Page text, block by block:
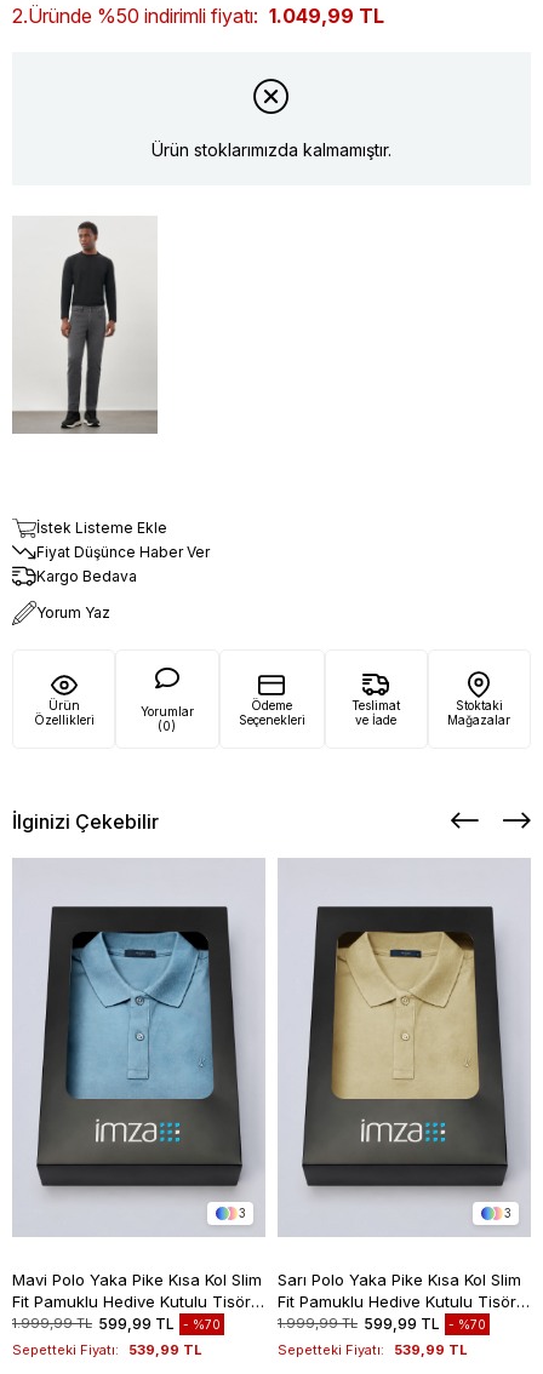
2.Üründe %50 indirimli fiyatı: 1.049,99 TL
Ürün stoklarımızda kalmamıştır.
İstek Listeme Ekle
Fiyat Düşünce Haber Ver
Kargo Bedava
Yorum Yaz
Ürün
Özellikleri
Yorumlar
(0)
Ödeme
Seçenekleri
Teslimat
ve İade
Stoktaki
Mağazalar
İlginizi Çekebilir
3
Mavi Polo Yaka Pike Kısa Kol Slim
Fit Pamuklu Hediye Kutulu Tişört
1011260169
1.999,99 TL 599,99 TL %70
Sepetteki Fiyatı: 539,99 TL
3
Sarı Polo Yaka Pike Kısa Kol Slim
Fit Pamuklu Hediye Kutulu Tişört
1011260169
1.999,99 TL 599,99 TL %70
Sepetteki Fiyatı: 539,99 TL